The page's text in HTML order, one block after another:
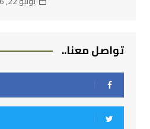
تواصل معنا..